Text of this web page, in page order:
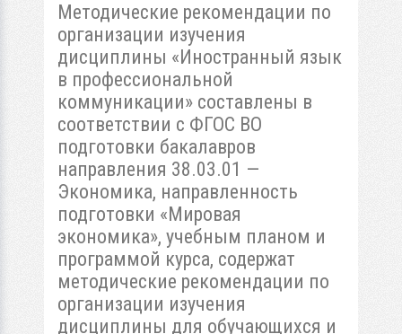
Методические рекомендации по
организации изучения
дисциплины «Иностранный язык
в профессиональной
коммуникации» составлены в
соответствии с ФГОС ВО
подготовки бакалавров
направления 38.03.01 —
Экономика, направленность
подготовки «Мировая
экономика», учебным планом и
программой курса, содержат
методические рекомендации по
организации изучения
дисциплины для обучающихся и